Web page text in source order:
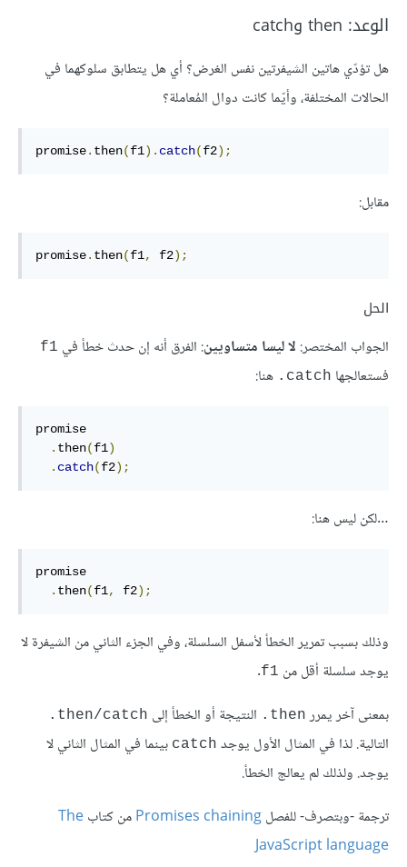
الوعد: then وcatch
هل تؤدّي هاتين الشيفرتين نفس الغرض؟ أي هل يتطابق سلوكهما في
الحالات المختلفة، وأيّما كانت دوال المُعاملة؟
promise. then(f1). catch(f2);
مقابل:
promise. then(f1, f2);
الحل
الجواب المختصر: لا ليسا متساويين: الفرق أنه إن حدث خطأ في f1
فستعالجها ‎.catch هنا:
promise
. then(f1)
. catch(f2);
…لكن ليس هنا:
promise
. then(f1, f2);
وذلك بسبب تمرير الخطأ لأسفل السلسلة، وفي الجزء الثاني من الشيفرة لا
يوجد سلسلة أقل من f1
.
بمعنى آخر يمرر ‎.then النتيجة أو الخطأ إلى ‎.then/catch
التالية. لذا في المثال الأول يوجد catch بينما في المثال الثاني لا
يوجد. ولذلك لم يعالج الخطأ.
ترجمة -وبتصرف- للفصلPromises chainingمن كتابThe
JavaScript language